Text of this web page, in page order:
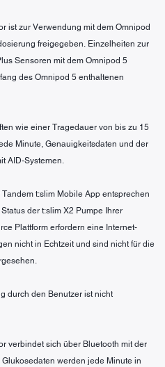
ist zur Verwendung mit dem Omnipod
freigegeben. Einzelheiten zur
Sensoren mit dem Omnipod 5
des Omnipod 5 enthaltenen
wie einer Tragedauer von bis zu 15
Minute, Genauigkeitsdaten und der
AID-Systemen.
t:slim Mobile App entsprechen
der t:slim X2 Pumpe Ihrer
Plattform erfordern eine Internet-
nicht in Echtzeit und sind nicht für die
durch den Benutzer ist nicht
verbindet sich über Bluetooth mit der
werden jede Minute in